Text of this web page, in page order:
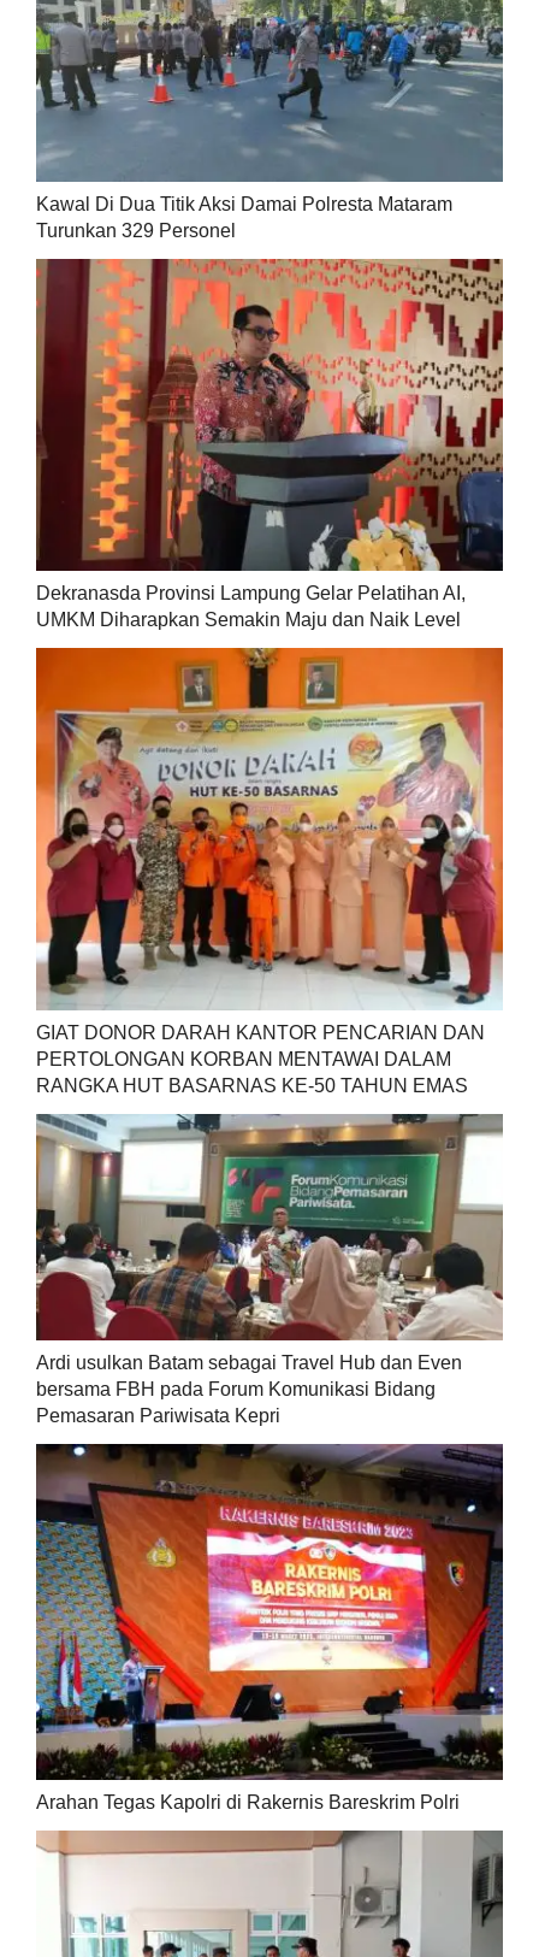
Kawal Di Dua Titik Aksi Damai Polresta Mataram
Turunkan 329 Personel
Dekranasda Provinsi Lampung Gelar Pelatihan AI,
UMKM Diharapkan Semakin Maju dan Naik Level
GIAT DONOR DARAH KANTOR PENCARIAN DAN
PERTOLONGAN KORBAN MENTAWAI DALAM
RANGKA HUT BASARNAS KE-50 TAHUN EMAS
Ardi usulkan Batam sebagai Travel Hub dan Even
bersama FBH pada Forum Komunikasi Bidang
Pemasaran Pariwisata Kepri
Arahan Tegas Kapolri di Rakernis Bareskrim Polri